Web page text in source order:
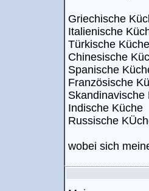
Griechische
Italienische
Türkische Küche
Chinesische
Spanische
Französische
Skandinavische
Indische Küche
Russische
wobei sich